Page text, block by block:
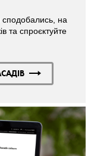
сподобались, на
та спроєктуйте